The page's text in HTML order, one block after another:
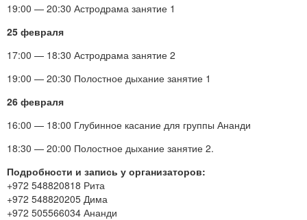
19:00 — 20:30 Астродрама занятие 1
25 февраля
17:00 — 18:30 Астродрама занятие 2
19:00 — 20:30 Полостное дыхание занятие 1
26 февраля
16:00 — 18:00 Глубинное касание для группы Ананди
18:30 — 20:00 Полостное дыхание занятие 2.
Подробности и запись у организаторов:
+972 548820818 Рита
+972 548820205 Дима
+972 505566034 Ананди